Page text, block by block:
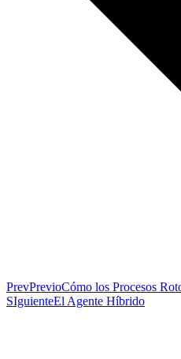
PrevPrevioCómo los Procesos
SIguienteEl Agente Híbrido